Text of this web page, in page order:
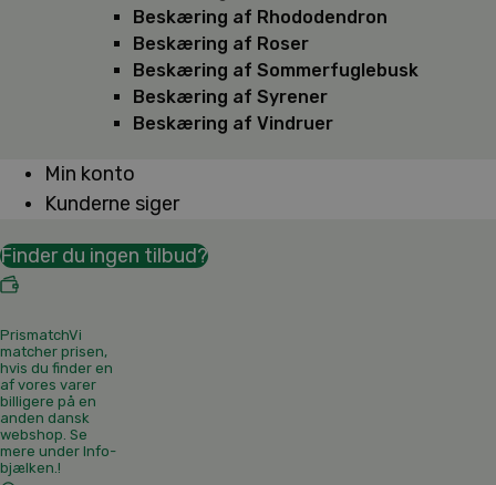
Beskæring af Rhododendron
Beskæring af Roser
Beskæring af Sommerfuglebusk
Beskæring af Syrener
Beskæring af Vindruer
Min konto
Kunderne siger
Finder du ingen tilbud?
PrismatchVi
matcher prisen,
hvis du finder en
af vores varer
billigere på en
anden dansk
webshop. Se
mere under Info-
bjælken.!